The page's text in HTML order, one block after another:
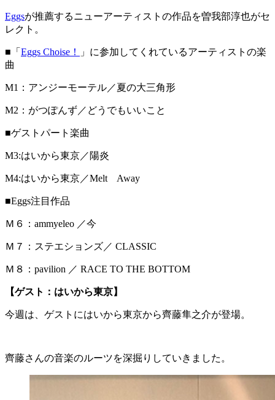
Eggsが推薦するニューアーティストの作品を曽我部淳也がセ
レクト。
■「 Eggs Choise！
」に参加してくれているアーティストの楽
曲
M1：アンジーモーテル／夏の大三角形
M2：がつぽんず／どうでもいいこと
■ゲストパート楽曲
M3:はいから東京／陽炎
M4:はいから東京／Melt Away
■Eggs注目作品
Ｍ６：ammyeleo ／今
Ｍ７：ステエションズ／ CLASSIC
Ｍ８：pavilion ／ RACE TO THE BOTTOM
【ゲスト：はいから東京】
今週は、ゲストにはいから東京から齊藤隼之介が登場。
齊藤さんの音楽のルーツを深掘りしていきました。